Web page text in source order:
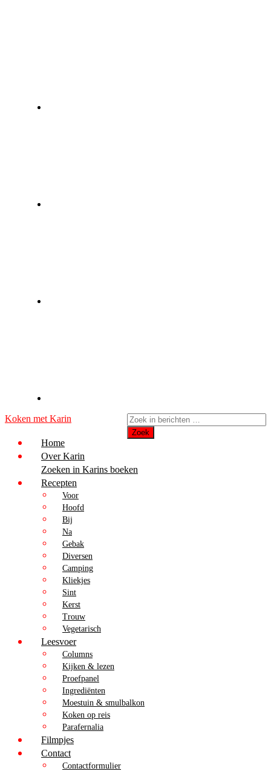
Koken met Karin
Home
Over Karin
Zoeken in Karins boeken
Recepten
Voor
Hoofd
Bij
Na
Gebak
Diversen
Camping
Kliekjes
Sint
Kerst
Trouw
Vegetarisch
Leesvoer
Columns
Kijken & lezen
Proefpanel
Ingrediënten
Moestuin & smulbalkon
Koken op reis
Parafernalia
Filmpjes
Contact
Contactformulier